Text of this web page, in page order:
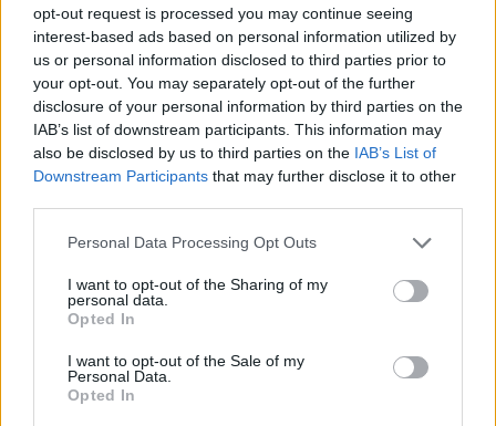
opt-out request is processed you may continue seeing
interest-based ads based on personal information utilized by
us or personal information disclosed to third parties prior to
your opt-out. You may separately opt-out of the further
disclosure of your personal information by third parties on the
IAB’s list of downstream participants. This information may
also be disclosed by us to third parties on the IAB’s List of
Downstream Participants that may further disclose it to other
Personal Data Processing Opt Outs
I want to opt-out of the Sharing of my
personal data.
Opted In
I want to opt-out of the Sale of my
Personal Data.
Opted In